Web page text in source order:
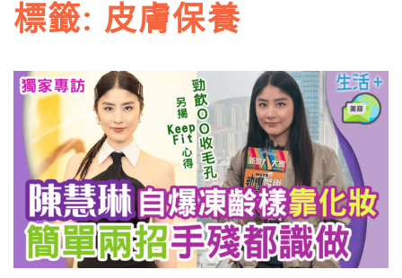
標籤: 皮膚保養